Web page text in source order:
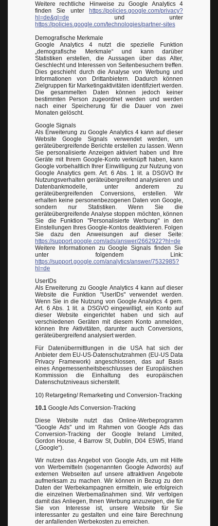
Weitere rechtliche Hinweise zu Google Analytics 4
finden Sie unter https://policies.google.com/privacy?
hl=de&gl=de und unter
https://policies.google.com/technologies/partner-sites
Demografische Merkmale
Google Analytics 4 nutzt die spezielle Funktion
„demografische Merkmale“ und kann darüber
Statistiken erstellen, die Aussagen über das Alter,
Geschlecht und Interessen von Seitenbesuchern treffen.
Dies geschieht durch die Analyse von Werbung und
Informationen von Drittanbietern. Dadurch können
Zielgruppen für Marketingaktivitäten identifiziert werden.
Die gesammelten Daten können jedoch keiner
bestimmten Person zugeordnet werden und werden
nach einer Speicherung für die Dauer von zwei
Monaten gelöscht.
Google Signals
Als Erweiterung zu Google Analytics 4 kann auf dieser
Website Google Signals verwendet werden, um
geräteübergreifende Berichte erstellen zu lassen. Wenn
Sie personalisierte Anzeigen aktiviert haben und Ihre
Geräte mit Ihrem Google-Konto verknüpft haben, kann
Google vorbehaltlich Ihrer Einwilligung zur Nutzung von
Google Analytics gem. Art. 6 Abs. 1 lit. a DSGVO Ihr
Nutzungsverhalten geräteübergreifend analysieren und
Datenbankmodelle, unter anderem zu
geräteübergreifenden Conversions, erstellen. Wir
erhalten keine personenbezogenen Daten von Google,
sondern nur Statistiken. Wenn Sie die
geräteübergreifende Analyse stoppen möchten, können
Sie die Funktion "Personalisierte Werbung" in den
Einstellungen Ihres Google-Kontos deaktivieren. Folgen
Sie dazu den Anweisungen auf dieser Seite:
https://support.google.com/ads/answer/2662922?hl=de
Weitere Informationen zu Google Signals finden Sie
unter folgendem Link:
https://support.google.com/analytics/answer/7532985?
hl=de
UserIDs
Als Erweiterung zu Google Analytics 4 kann auf dieser
Website die Funktion "UserIDs" verwendet werden.
Wenn Sie in die Nutzung von Google Analytics 4 gem.
Art. 6 Abs. 1 lit. a DSGVO eingewilligt, ein Konto auf
dieser Website eingerichtet haben und sich auf
verschiedenen Geräten mit diesem Konto anmelden,
können Ihre Aktivitäten, darunter auch Conversions,
geräteübergreifend analysiert werden.
Für Datenübermittlungen in die USA hat sich der
Anbieter dem EU-US-Datenschutzrahmen (EU-US Data
Privacy Framework) angeschlossen, das auf Basis
eines Angemessenheitsbeschlusses der Europäischen
Kommission die Einhaltung des europäischen
Datenschutzniveaus sicherstellt.
10) Retargeting/ Remarketing und Conversion-Tracking
10.1 Google Ads Conversion-Tracking
Diese Website nutzt das Online-Werbeprogramm
"Google Ads" und im Rahmen von Google Ads das
Conversion-Tracking der Google Ireland Limited,
Gordon House, 4 Barrow St, Dublin, D04 E5W5, Irland
(„Google“).
Wir nutzen das Angebot von Google Ads, um mit Hilfe
von Werbemitteln (sogenannten Google Adwords) auf
externen Webseiten auf unsere attraktiven Angebote
aufmerksam zu machen. Wir können in Bezug zu den
Daten der Werbekampagnen ermitteln, wie erfolgreich
die einzelnen Werbemaßnahmen sind. Wir verfolgen
damit das Anliegen, Ihnen Werbung anzuzeigen, die für
Sie von Interesse ist, unsere Website für Sie
interessanter zu gestalten und eine faire Berechnung
der anfallenden Werbekosten zu erreichen.